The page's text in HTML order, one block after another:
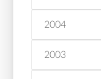
2004
2003